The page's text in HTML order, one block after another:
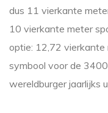
dus 11 vierkante
10 vierkante meter
optie: 12,72
symbool voor de
wereldburger jaarlijks